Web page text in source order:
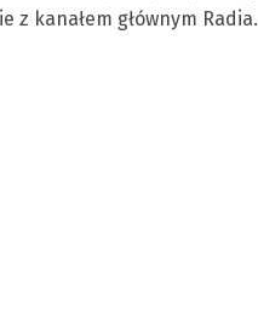
z kanałem głównym Radia.